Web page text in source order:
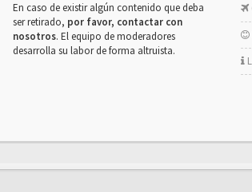
En caso de existir algún contenido que deba
ser retirado, por favor, contactar con
nosotros. El equipo de moderadores
desarrolla su labor de forma altruista.